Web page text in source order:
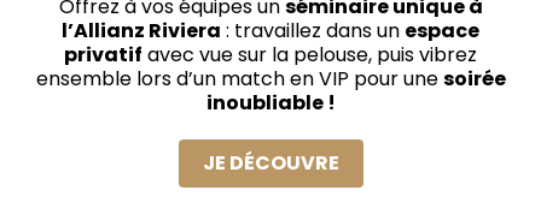
Offrez à vos équipes unséminaire unique à
l’Allianz Riviera : travaillez dans un espace
privatif avec vue sur la pelouse, puis vibrez
ensemble lors d’un match en VIP pour unesoirée
inoubliable !
JE DÉCOUVRE